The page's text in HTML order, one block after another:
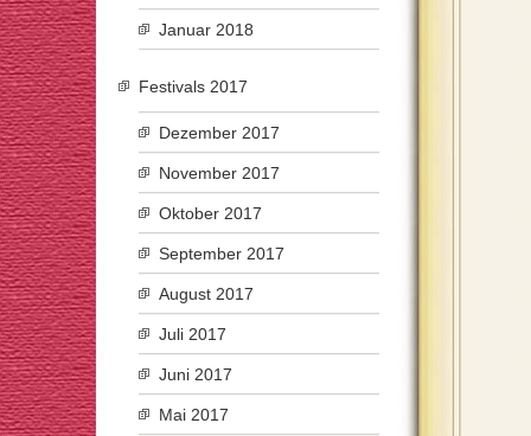
Januar 2018
Festivals 2017
Dezember 2017
November 2017
Oktober 2017
September 2017
August 2017
Juli 2017
Juni 2017
Mai 2017